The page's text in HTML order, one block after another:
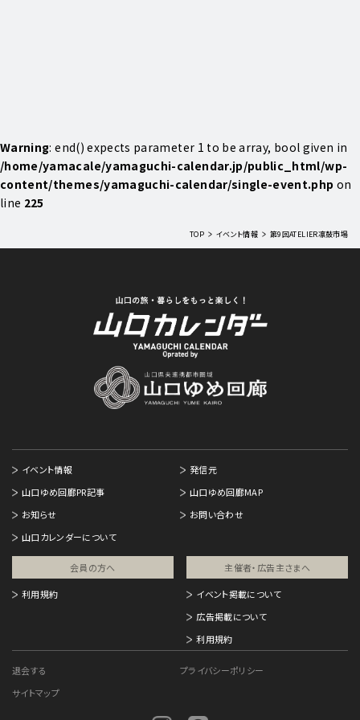
Warning: end() expects parameter 1 to be array, bool given in
/home/yamacale/yamaguchi-calendar.jp/public_html/wp-
content/themes/yamaguchi-calendar/single-event.php on
line 225
TOP イベント情報 第9回ATELIER凛鼓市場
イベント情報
発信元
山口ゆめ回廊PR記事
山口ゆめ回廊MAP
お知らせ
お問い合わせ
山口カレンダーについて
会員の方へ
利用規約
主催者・広告主さまへ​
イベント掲載について
広告掲載について
利用規約
退会する
プライバシーポリシー
サイトマップ